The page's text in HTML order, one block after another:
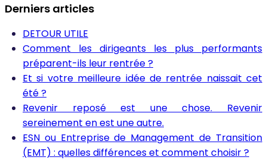
Derniers articles
DETOUR UTILE
Comment les dirigeants les plus performants
préparent-ils leur rentrée ?
Et si votre meilleure idée de rentrée naissait cet
été ?
Revenir reposé est une chose. Revenir
sereinement en est une autre.
ESN ou Entreprise de Management de Transition
(EMT) : quelles différences et comment choisir ?